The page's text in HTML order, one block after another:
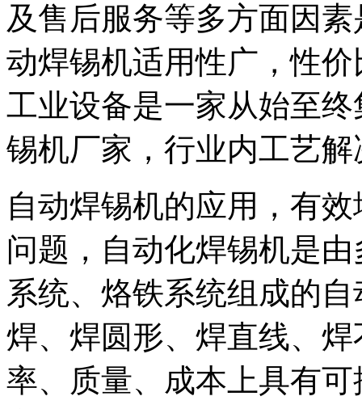
及售后服务等多方面因
动焊锡机适用性广，性
工业设备是一家从始至
锡机厂家，行业内工艺
自动焊锡机的应用，有
问题，自动化焊锡机是
系统、烙铁系统组成的
焊、焊圆形、焊直线、
率、质量、成本上具有